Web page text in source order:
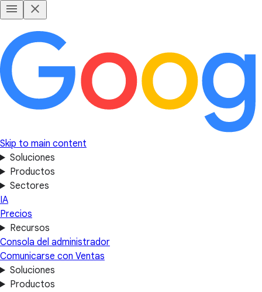
Skip to main content
Soluciones
Productos
Sectores
IA
Precios
Recursos
Consola del administrador
Comunicarse con Ventas
Soluciones
Productos